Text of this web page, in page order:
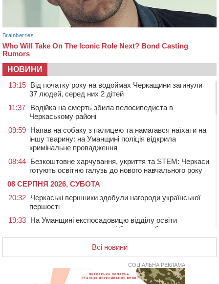
НОВИНИ
13:15 Від початку року на водоймах Черкащини загинули
37 людей, серед них 2 дітей
11:37
Водійка на смерть збила велосипедиста в
Черкаському районі
09:59 Напав на собаку з палицею та намагався наїхати на
іншу тварину: на Уманщині поліція відкрила
кримінальне провадження
08:44 Безкоштовне харчування, укриття та STEM: Черкаси
готують освітню галузь до нового навчального року
08 СЕРПНЯ 2026, СУБОТА
20:32 Черкаські вершники здобули нагороди української
першості
19:33 На Уманщині експосадовицю відділу освіти
судитимуть через завдані бюджету збитки
У Єрках прощатимуться з полеглим на Курщині
Апеляційний суд підтвердив стягнення майже 250
тис. грн шкоди за незаконний вилов риби
Всі новини
СОЦІАЛЬНА РЕКЛАМА